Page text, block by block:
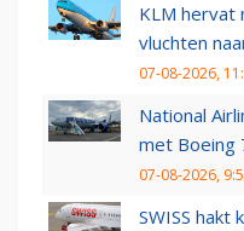
KLM hervat
vluchten
07-08-2026,
National
met Boeing
07-08-2026,
SWISS hakt